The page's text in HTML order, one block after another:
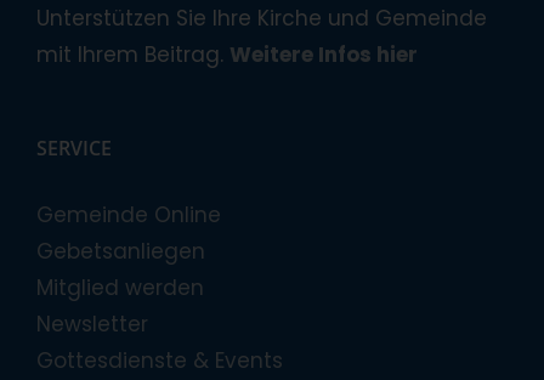
Unterstützen Sie Ihre Kirche und Gemeinde
mit Ihrem Beitrag. Weitere Infos hier
SERVICE
Gemeinde Online
Gebetsanliegen
Mitglied werden
Newsletter
Gottesdienste & Events